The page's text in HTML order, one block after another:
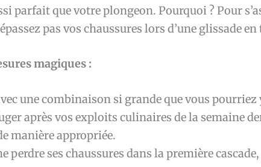
parfait que votre plongeon. Pourquoi ? Pour
pas vos chaussures lors d’une glissade
magiques :
une combinaison si grande que vous
après vos exploits culinaires de la semaine
manière appropriée.
perdre ses chaussures dans la première cascade,